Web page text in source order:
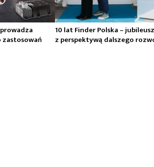
zastosowań
10 lat Finder Polska – jubileusz
z perspektywą dalszego